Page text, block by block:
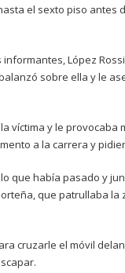
el sexto piso antes
López
sobre ella y le
víctima y le provocaba
a la carrera y
que había pasado y
que patrullaba la
cruzarle el móvil